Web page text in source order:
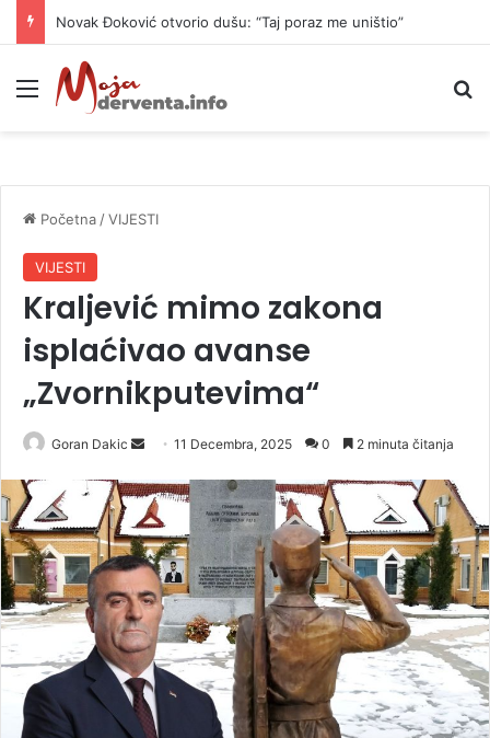
Novak Đoković otvorio dušu: “Taj poraz me uništio”
Meni
Početna /VIJESTI
VIJESTI
Kraljević mimo zakona
isplaćivao avanse
„Zvornikputevima“
Goran Dakic
n
d
a
n
e
m
a
i
l
11 Decembra, 2025 0 2 minuta čitanja